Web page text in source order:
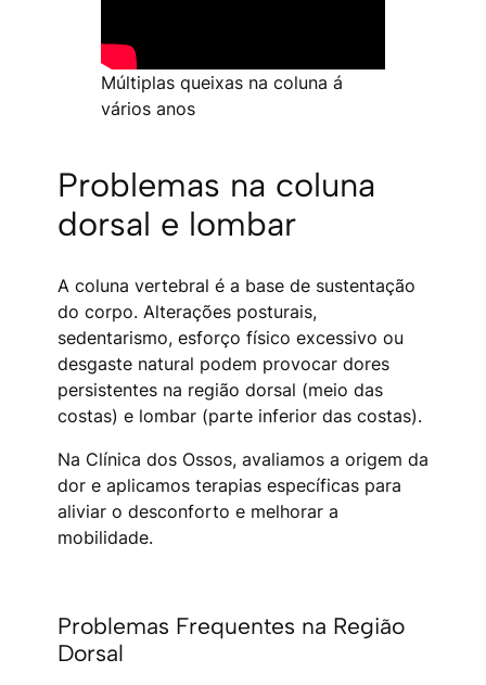
Múltiplas queixas na coluna á
vários anos
Problemas na coluna
dorsal e lombar
A coluna vertebral é a base de sustentação
do corpo. Alterações posturais,
sedentarismo, esforço físico excessivo ou
desgaste natural podem provocar dores
persistentes na região dorsal (meio das
costas) e lombar (parte inferior das costas).
Na Clínica dos Ossos, avaliamos a origem da
dor e aplicamos terapias específicas para
aliviar o desconforto e melhorar a
mobilidade.
Problemas Frequentes na Região
Dorsal